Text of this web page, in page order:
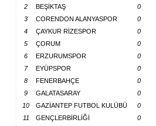
2
BEŞİKTAŞ 0
3
CORENDON ALANYASPOR 0
4
ÇAYKUR RİZESPOR 0
5
ÇORUM 0
6
ERZURUMSPOR 0
7
EYÜPSPOR 0
8
FENERBAHÇE 0
9
GALATASARAY 0
10
GAZİANTEP FUTBOL KULÜBÜ 0
11
GENÇLERBİRLİĞİ 0